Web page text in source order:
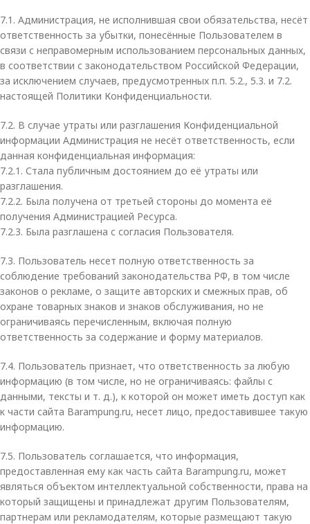
7.1. Администрация, не исполнившая свои обязательства, несёт
ответственность за убытки, понесённые Пользователем в
связи с неправомерным использованием персональных данных,
в соответствии с законодательством Российской Федерации,
за исключением случаев, предусмотренных п.п. 5.2., 5.3. и 7.2.
настоящей Политики Конфиденциальности.
7.2. В случае утраты или разглашения Конфиденциальной
информации Администрация не несёт ответственность, если
данная конфиденциальная информация:
7.2.1. Стала публичным достоянием до её утраты или
разглашения.
7.2.2. Была получена от третьей стороны до момента её
получения Администрацией Ресурса.
7.2.3. Была разглашена с согласия Пользователя.
7.3. Пользователь несет полную ответственность за
соблюдение требований законодательства РФ, в том числе
законов о рекламе, о защите авторских и смежных прав, об
охране товарных знаков и знаков обслуживания, но не
ограничиваясь перечисленным, включая полную
ответственность за содержание и форму материалов.
7.4. Пользователь признает, что ответственность за любую
информацию (в том числе, но не ограничиваясь: файлы с
данными, тексты и т. д.), к которой он может иметь доступ как
к части сайта Barampung.ru, несет лицо, предоставившее такую
информацию.
7.5. Пользователь соглашается, что информация,
предоставленная ему как часть сайта Barampung.ru, может
являться объектом интеллектуальной собственности, права на
который защищены и принадлежат другим Пользователям,
партнерам или рекламодателям, которые размещают такую